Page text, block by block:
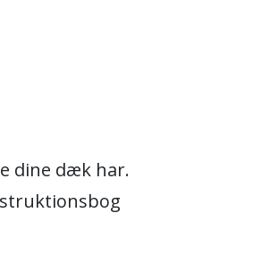
dine dæk har.